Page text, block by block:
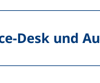
Desk und